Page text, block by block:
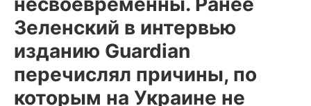
Зеленский в интервью
изданию Guardian
перечислял причины, по
которым на Украине не